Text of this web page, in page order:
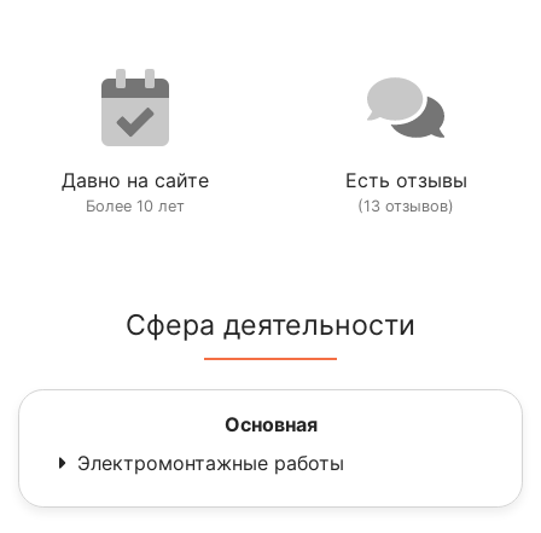
Давно на сайте
Более 10 лет
Есть отзывы
(13 отзывов)
Сфера деятельности
Основная
Электромонтажные работы